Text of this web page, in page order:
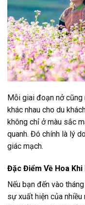
Mỗi giai đoạn nở cũng
khác nhau cho du
không chỉ ở màu sắc
quanh. Đó chính là lý
giác mạch.
Đặc Điểm Về Hoa Khi
Nếu bạn đến vào
sự xuất hiện của nhiều